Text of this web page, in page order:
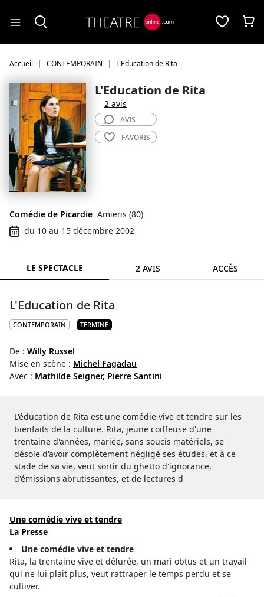
Accueil CONTEMPORAIN L'Education de Rita
L'Education de Rita
2 avis
Comédie de Picardie Amiens (80)
du 10 au 15 décembre 2002
AVIS
FAVORIS
LE SPECTACLE 2 AVIS ACCÈS
L'Education de Rita
CONTEMPORAIN TERMINÉ
De : Willy Russel
Mise en scène : Michel Fagadau
Avec : Mathilde Seigner, Pierre Santini
L'éducation de Rita est une comédie vive et tendre sur les
bienfaits de la culture. Rita, jeune coiffeuse d'une
trentaine d'années, mariée, sans soucis matériels, se
désole d'avoir complètement négligé ses études, et à ce
stade de sa vie, veut sortir du ghetto d'ignorance,
d'émissions abrutissantes, et de lectures d
Une comédie vive et tendre
La Presse
Une comédie vive et tendre
Rita, la trentaine vive et délurée, un mari obtus et un travail
qui ne lui plait plus, veut rattraper le temps perdu et se
cultiver.